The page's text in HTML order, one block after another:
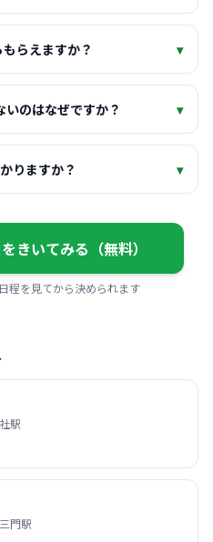
らえますか？ ▾
のはなぜですか？ ▾
りますか？ ▾
きいてみる（無料）
程を見てから決められます
駅
門駅